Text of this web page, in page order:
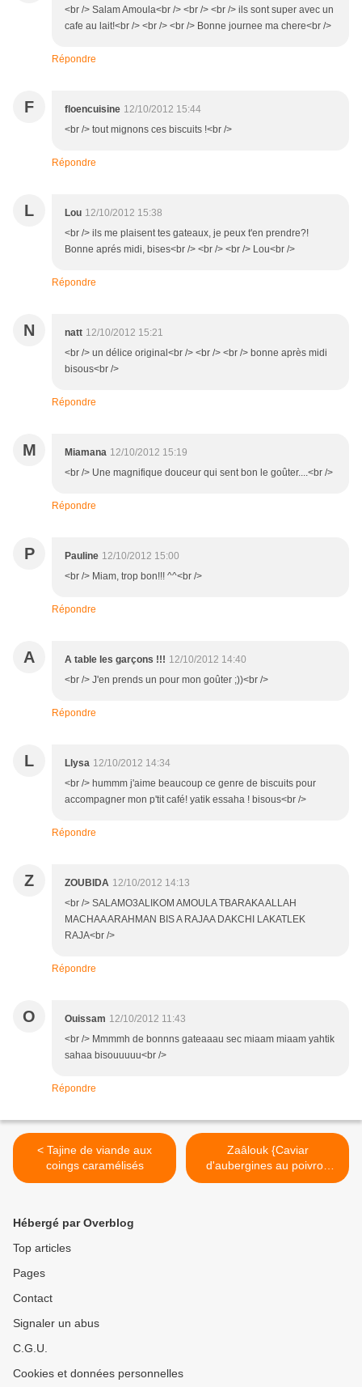
<br /> Salam Amoula<br /> <br /> <br /> ils sont super avec un
cafe au lait!<br /> <br /> <br /> Bonne journee ma chere<br />
Répondre
F floencuisine 12/10/2012 15:44
<br /> tout mignons ces biscuits !<br />
Répondre
L Lou 12/10/2012 15:38
<br /> ils me plaisent tes gateaux, je peux t'en prendre?!
Bonne aprés midi, bises<br /> <br /> <br /> Lou<br />
Répondre
N natt 12/10/2012 15:21
<br /> un délice original<br /> <br /> <br /> bonne après midi
bisous<br />
Répondre
M Miamana 12/10/2012 15:19
<br /> Une magnifique douceur qui sent bon le goûter....<br />
Répondre
P Pauline 12/10/2012 15:00
<br /> Miam, trop bon!!! ^^<br />
Répondre
A A table les garçons !!! 12/10/2012 14:40
<br /> J'en prends un pour mon goûter ;))<br />
Répondre
L Llysa 12/10/2012 14:34
<br /> hummm j'aime beaucoup ce genre de biscuits pour
accompagner mon p'tit café! yatik essaha ! bisous<br />
Répondre
Z ZOUBIDA 12/10/2012 14:13
<br /> SALAMO3ALIKOM AMOULA TBARAKA ALLAH
MACHAA ARAHMAN BIS A RAJAA DAKCHI LAKATLEK
RAJA<br />
Répondre
O Ouissam 12/10/2012 11:43
<br /> Mmmmh de bonnns gateaaau sec miaam miaam yahtik
sahaa bisouuuuu<br />
Répondre
< Tajine de viande aux
coings caramélisés
Zaâlouk {Caviar
d'aubergines au poivron
rouge} & {Caviar de
Hébergé par Overblog
Top articles
Pages
Contact
Signaler un abus
C.G.U.
Cookies et données personnelles